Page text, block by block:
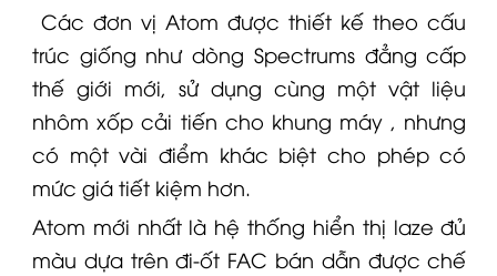
Các đơn vị Atom được thiết kế theo cấu
trúc giống như dòng Spectrums đẳng cấp
thế giới mới, sử dụng cùng một vật liệu
nhôm xốp cải tiến cho khung máy , nhưng
có một vài điểm khác biệt cho phép có
mức giá tiết kiệm hơn.
Atom mới nhất là hệ thống hiển thị laze đủ
màu dựa trên đi-ốt FAC bán dẫn được chế